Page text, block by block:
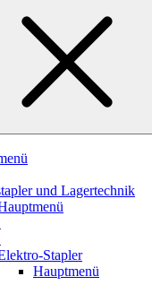
und Lagertechnik
Stapler
Hauptmenü